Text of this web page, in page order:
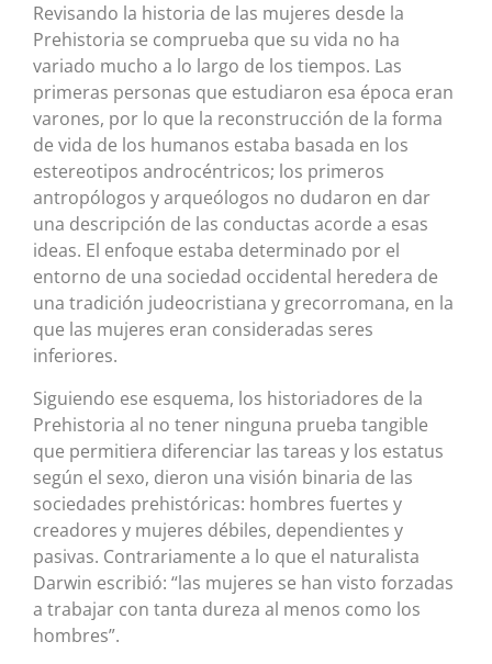
Revisando la historia de las mujeres desde la
Prehistoria se comprueba que su vida no ha
variado mucho a lo largo de los tiempos. Las
primeras personas que estudiaron esa época eran
varones, por lo que la reconstrucción de la forma
de vida de los humanos estaba basada en los
estereotipos androcéntricos; los primeros
antropólogos y arqueólogos no dudaron en dar
una descripción de las conductas acorde a esas
ideas. El enfoque estaba determinado por el
entorno de una sociedad occidental heredera de
una tradición judeocristiana y grecorromana, en la
que las mujeres eran consideradas seres
inferiores.
Siguiendo ese esquema, los historiadores de la
Prehistoria al no tener ninguna prueba tangible
que permitiera diferenciar las tareas y los estatus
según el sexo, dieron una visión binaria de las
sociedades prehistóricas: hombres fuertes y
creadores y mujeres débiles, dependientes y
pasivas. Contrariamente a lo que el naturalista
Darwin escribió: “las mujeres se han visto forzadas
a trabajar con tanta dureza al menos como los
hombres”.